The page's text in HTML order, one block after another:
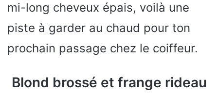
mi-long cheveux épais, voilà une
piste à garder au chaud pour ton
prochain passage chez le coiffeur.
Blond brossé et frange rideau